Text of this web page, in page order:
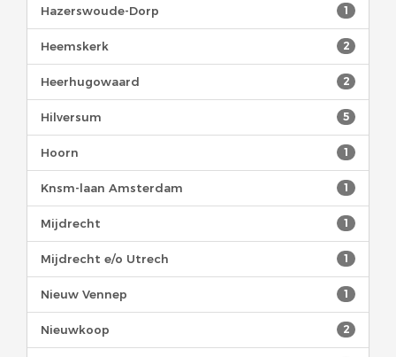
1
Hazerswoude-Dorp
2
Heemskerk
2
Heerhugowaard
5
Hilversum
1
Hoorn
1
Knsm-laan Amsterdam
1
Mijdrecht
1
Mijdrecht e/o Utrech
1
Nieuw Vennep
2
Nieuwkoop